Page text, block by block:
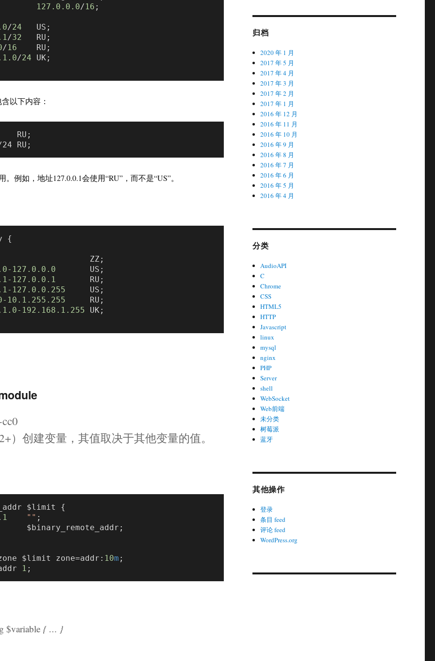
127.0 .0 .0/16 ;
/24
   US;
/32
   RU;
/16
    RU;
.0/24 UK;
以下内容：
RU;
例如，地址127.0.0.1会使用“RU”，而不是“US”。
{
ZZ;
-127.0 .0 .0
       US;
-127.0 .0 .1
       RU;
-127.0 .0 .255
     US;
-10.1 .255 .255
     RU;
.0-192.168 .1 .255 UK;
）创建变量，其值取决于其他变量的值。
$limit {
1 "" ;
$limit zone=addr: 10m ;
1
$variable{ … }
归档
2020 年 1 月
2017 年 5 月
2017 年 4 月
2017 年 3 月
2017 年 2 月
2017 年 1 月
2016 年 12 月
2016 年 11 月
2016 年 10 月
2016 年 9 月
2016 年 8 月
2016 年 7 月
2016 年 6 月
2016 年 5 月
2016 年 4 月
分类
AudioAPI
C
Chrome
CSS
HTML5
HTTP
Javascript
linux
mysql
nginx
PHP
Server
shell
WebSocket
Web前端
未分类
树莓派
蓝牙
其他操作
登录
条目 feed
评论 feed
WordPress.org